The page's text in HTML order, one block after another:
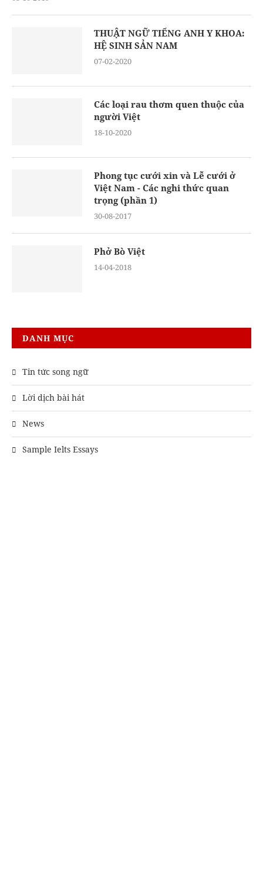
THUẬT NGỮ TIẾNG ANH Y KHOA:
HỆ SINH SẢN NAM
07-02-2020
Các loại rau thơm quen thuộc của
người Việt
18-10-2020
Phong tục cưới xin và Lễ cưới ở
Việt Nam - Các nghi thức quan
trọng (phần 1)
30-08-2017
Phở Bò Việt
14-04-2018
DANH MỤC
Tin tức song ngữ
Lời dịch bài hát
News
Sample Ielts Essays